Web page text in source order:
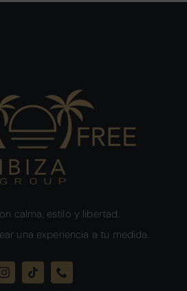
calma, estilo y libertad.
una experiencia a tu medida.